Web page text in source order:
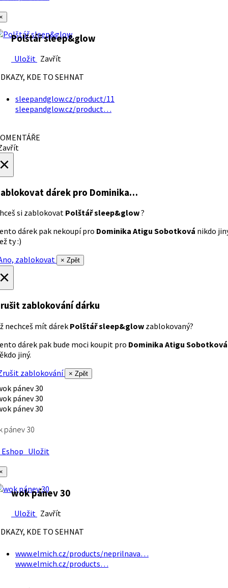
Polštář sleep&glow
Uložit Zavřít
KDE TO SEHNAT
sleepandglow.cz/product/11
sleepandglow.cz/product…
dárek pro Dominika…
si zablokovat Polštář sleep&glow?
dárek pak nekoupí pro Dominika Atigu Sobotková nikdo
ty :)
zablokovat
× Zpět
zablokování dárku
nechceš mít dárek Polštář sleep&glow zablokovaný?
dárek pak bude moci koupit pro Dominika Atigu Sobotková
jiný.
zablokování
× Zpět
pánev 30
Uložit
wok pánev 30
Uložit Zavřít
KDE TO SEHNAT
www.elmich.cz/products/neprilnava…
www.elmich.cz/products…